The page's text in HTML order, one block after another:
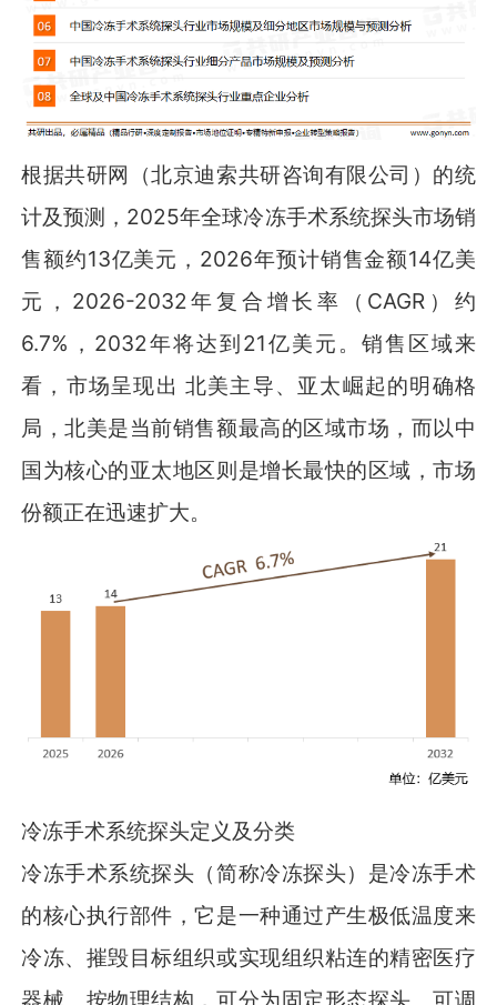
根据共研网（北京迪索共研咨询有限公司）的统
计及预测，2025年全球冷冻手术系统探头市场销
售额约13亿美元，2026年预计销售金额14亿美
元，2026-2032年复合增长率（CAGR）约
6.7%，2032年将达到21亿美元。销售区域来
看，市场呈现出 北美主导、亚太崛起的明确格
局，北美是当前销售额最高的区域市场，而以中
国为核心的亚太地区则是增长最快的区域，市场
份额正在迅速扩大。
冷冻手术系统探头定义及分类
冷冻手术系统探头（简称冷冻探头）是冷冻手术
的核心执行部件，它是一种通过产生极低温度来
冷冻、摧毁目标组织或实现组织粘连的精密医疗